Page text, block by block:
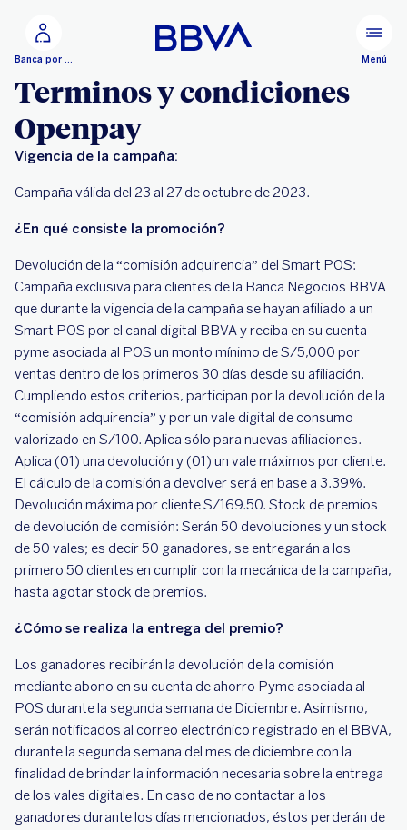
Banca por Internet Menú
Terminos y condiciones
Openpay
Vigencia de la campaña:
Campaña válida del 23 al 27 de octubre de 2023.
¿En qué consiste la promoción?
Devolución de la “comisión adquirencia” del Smart POS:
Campaña exclusiva para clientes de la Banca Negocios BBVA
que durante la vigencia de la campaña se hayan afiliado a un
Smart POS por el canal digital BBVA y reciba en su cuenta
pyme asociada al POS un monto mínimo de S/5,000 por
ventas dentro de los primeros 30 días desde su afiliación.
Cumpliendo estos criterios, participan por la devolución de la
“comisión adquirencia” y por un vale digital de consumo
valorizado en S/100. Aplica sólo para nuevas afiliaciones.
Aplica (01) una devolución y (01) un vale máximos por cliente.
El cálculo de la comisión a devolver será en base a 3.39%.
Devolución máxima por cliente S/169.50. Stock de premios
de devolución de comisión: Serán 50 devoluciones y un stock
de 50 vales; es decir 50 ganadores, se entregarán a los
primero 50 clientes en cumplir con la mecánica de la campaña,
hasta agotar stock de premios.
¿Cómo se realiza la entrega del premio?
Los ganadores recibirán la devolución de la comisión
mediante abono en su cuenta de ahorro Pyme asociada al
POS durante la segunda semana de Diciembre. Asimismo,
serán notificados al correo electrónico registrado en el BBVA,
durante la segunda semana del mes de diciembre con la
finalidad de brindar la información necesaria sobre la entrega
de los vales digitales. En caso de no contactar a los
ganadores durante los días mencionados, éstos perderán de